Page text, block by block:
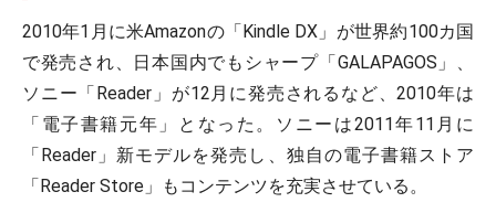
2010年1月に米Amazonの「Kindle DX」が世界約100カ国
で発売され、日本国内でもシャープ「GALAPAGOS」、
ソニー「Reader」が12月に発売されるなど、2010年は
「電子書籍元年」となった。ソニーは2011年11月に
「Reader」新モデルを発売し、独自の電子書籍ストア
「Reader Store」もコンテンツを充実させている。